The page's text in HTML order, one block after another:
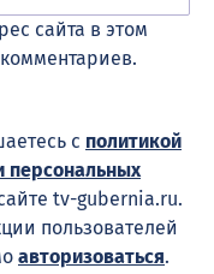
сайта в этом
с политикой
персональных
tv-gubernia.ru.
пользователей
авторизоваться.